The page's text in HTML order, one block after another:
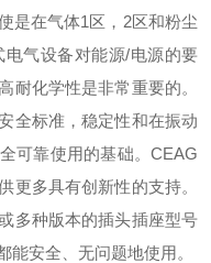
在气体1区，2区和粉尘
气设备对能源/电源的要
耐化学性是非常重要的。
全标准，稳定性和在振动
可靠使用的基础。CEAG
更多具有创新性的支持。
多种版本的插头插座型号
安全、无问题地使用。